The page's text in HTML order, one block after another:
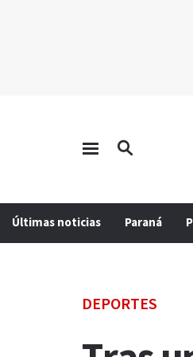
Últimas noticias Paraná
DEPORTES